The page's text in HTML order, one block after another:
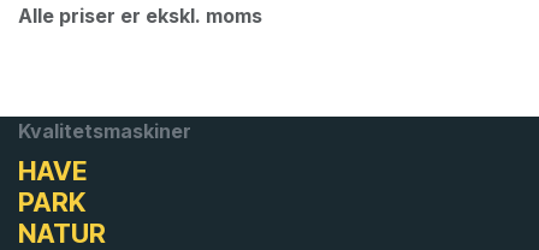
Alle priser er ekskl. moms
Kvalitetsmaskiner
HAVE
PARK
NATUR